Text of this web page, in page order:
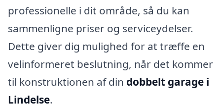
professionelle i dit område, så du kan
sammenligne priser og serviceydelser.
Dette giver dig mulighed for at træffe en
velinformeret beslutning, når det kommer
til konstruktionen af din dobbelt garage i
Lindelse.